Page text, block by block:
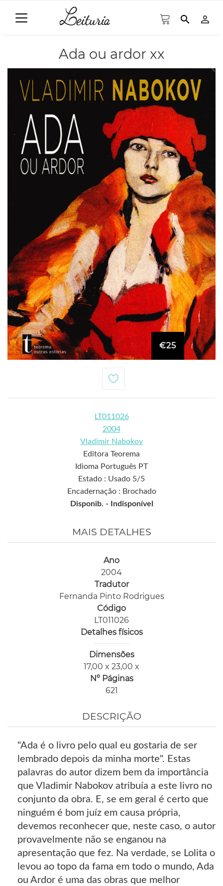
search person_outline
Ada ou ardor xx
€25
LT011026
2004
Vladimir Nabokov
Editora Teorema
Idioma Português PT
Estado : Usado 5/5
Encadernação : Brochado
Disponib. -
Indisponível
MAIS DETALHES
Ano
2004
Tradutor
Fernanda Pinto Rodrigues
Código
LT011026
Detalhes físicos
Dimensões
17,00 x 23,00 x
Nº Páginas
621
DESCRIÇÃO
"Ada é o livro pelo qual eu gostaria de ser
lembrado depois da minha morte". Estas
palavras do autor dizem bem da importância
que Vladimir Nabokov atribuía a este livro no
conjunto da obra. E, se em geral é certo que
ninguém é bom juíz em causa própria,
devemos reconhecer que, neste caso, o autor
provavelmente não se enganou na
apresentação que fez. Na verdade, se Lolita o
levou ao topo da fama em todo o mundo, Ada
ou Ardor é uma das obras que melhor